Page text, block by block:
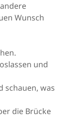
Wunsch
und
schauen, was
die Brücke